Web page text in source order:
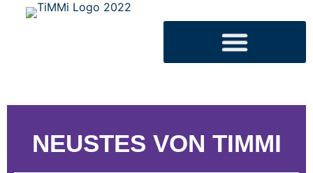
NEUSTES VON TIMMI